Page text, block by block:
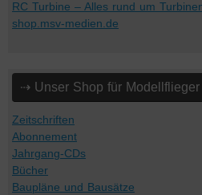
RC Turbine – Alles rund um
shop.msv-medien.de
⇢ Unser Shop für Modellflieger
Zeitschriften
Abonnement
Jahrgang-CDs
Bücher
Baupläne und Bausätze